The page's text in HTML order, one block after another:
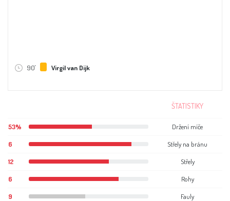
90' Virgil van Dijk
ŠTATISTIKY
53% Držení míče
6 Střely na bránu
12 Střely
6 Rohy
9 Fauly